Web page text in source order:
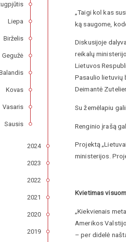
„Taigi kol kas
ką saugome,
Diskusijoje
reikalų
Lietuvos
Pasaulio lietuvių
Deimantė
Su žemėlapiu
Renginio įrašą
Projektą
ministerijos.
Kvietimas
„Kiekvienais
Amerikos
– per didelė
Liepa
Birželis
Gegužė
Kovas
Vasaris
Sausis
2024
2023
2022
2021
2020
2019